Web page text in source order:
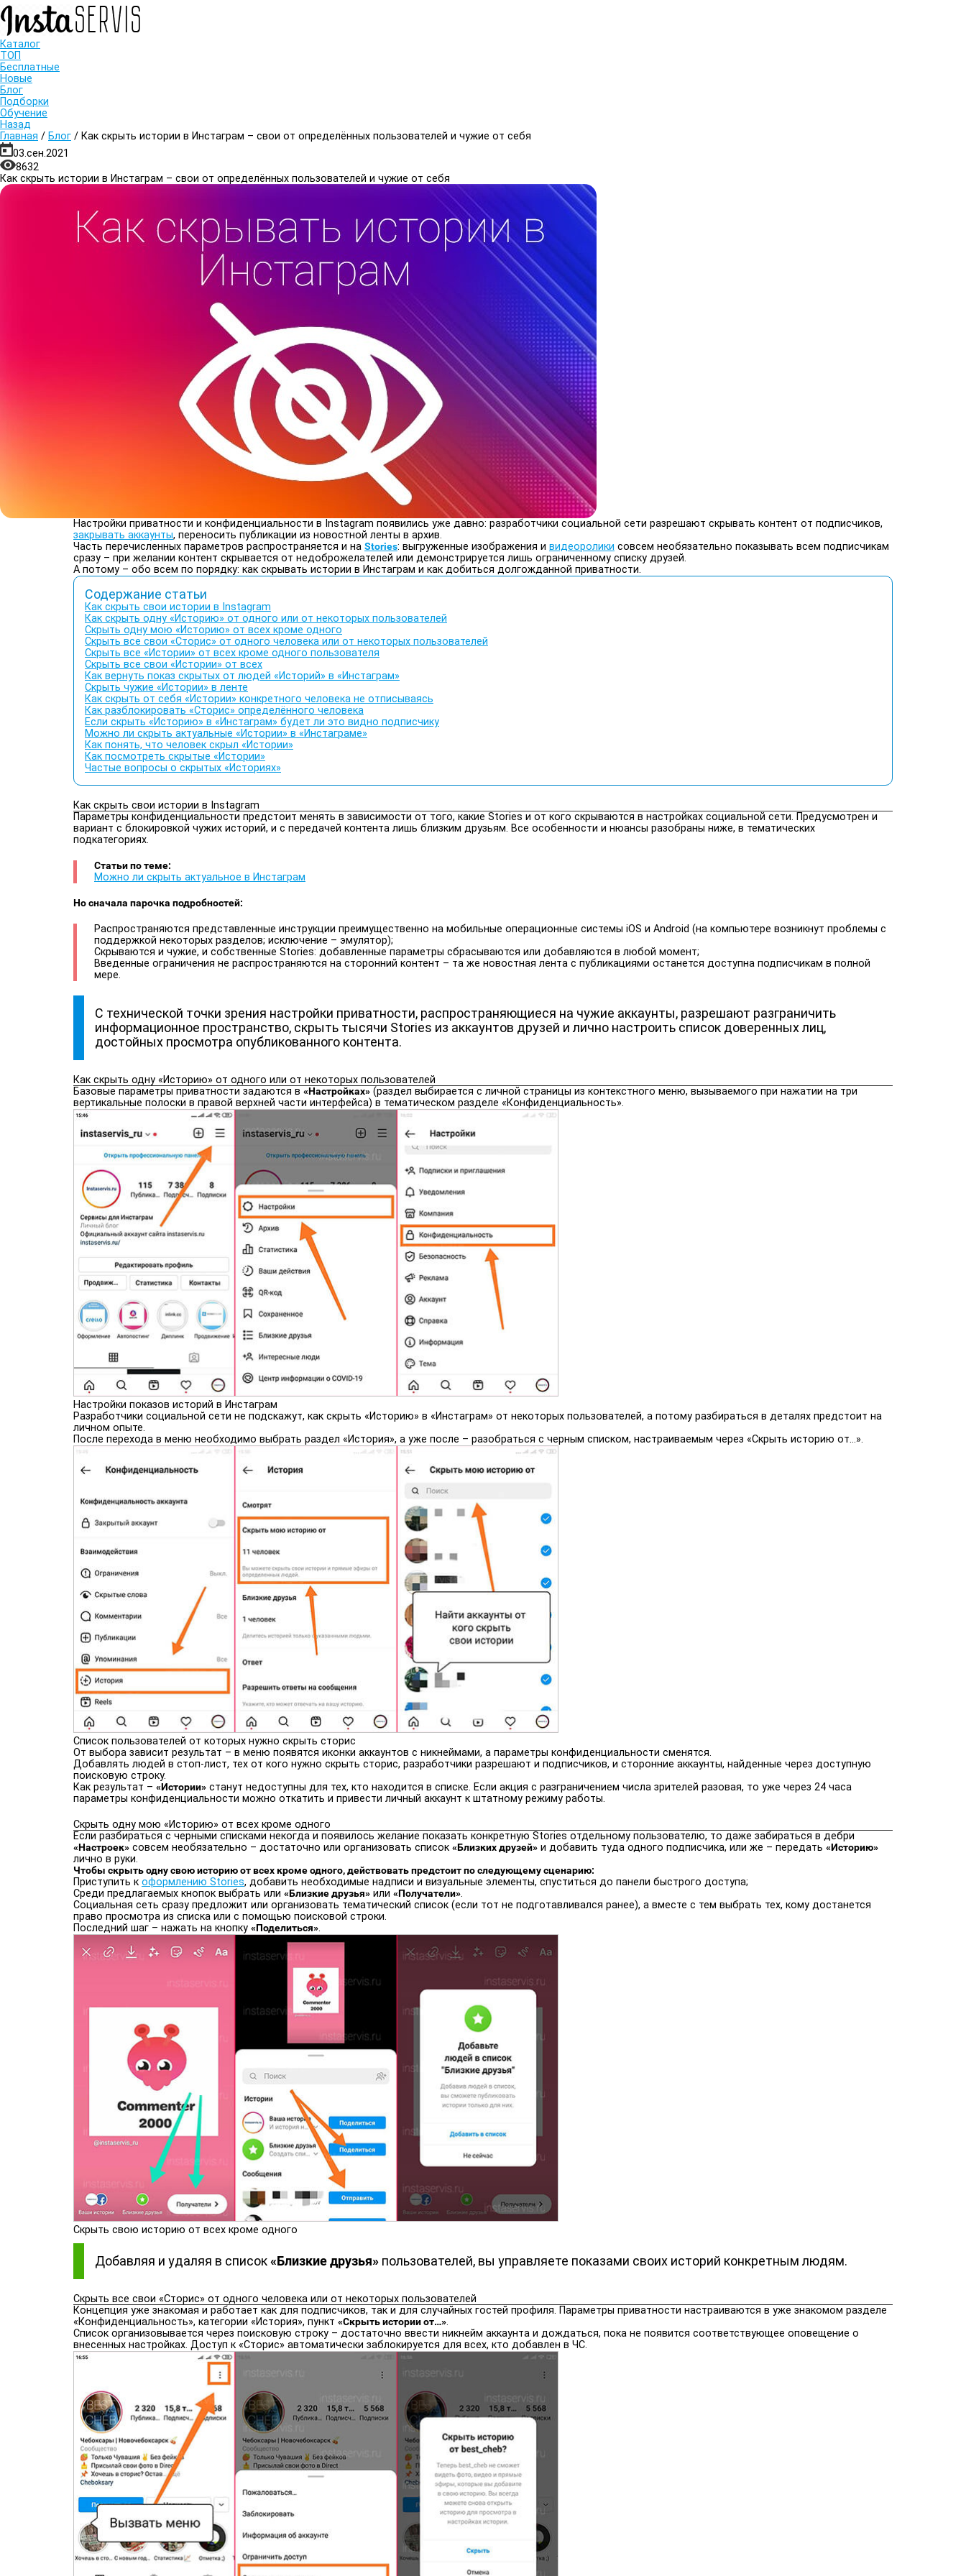
Каталог
ТОП
Бесплатные
Новые
Блог
Подборки
Обучение
Назад
Главная / Блог / Как скрыть истории в Инстаграм – свои от определённых пользователей и чужие от себя
03.сен.2021
8632
Как скрыть истории в Инстаграм – свои от определённых пользователей и чужие от себя
Настройки приватности и конфиденциальности в Instagram появились уже давно: разработчики социальной сети разрешают скрывать контент от подписчиков,
закрывать аккаунты, переносить публикации из новостной ленты в архив.
Часть перечисленных параметров распространяется и на Stories: выгруженные изображения и видеоролики совсем необязательно показывать всем подписчикам
сразу – при желании контент скрывается от недоброжелателей или демонстрируется лишь ограниченному списку друзей.
А потому – обо всем по порядку: как скрывать истории в Инстаграм и как добиться долгожданной приватности.
Содержание статьи
Как скрыть свои истории в Instagram
Как скрыть одну «Историю» от одного или от некоторых пользователей
Скрыть одну мою «Историю» от всех кроме одного
Скрыть все свои «Сторис» от одного человека или от некоторых пользователей
Скрыть все «Истории» от всех кроме одного пользователя
Скрыть все свои «Истории» от всех
Как вернуть показ скрытых от людей «Историй» в «Инстаграм»
Скрыть чужие «Истории» в ленте
Как скрыть от себя «Истории» конкретного человека не отписываясь
Как разблокировать «Сторис» определённого человека
Если скрыть «Историю» в «Инстаграм» будет ли это видно подписчику
Можно ли скрыть актуальные «Истории» в «Инстаграме»
Как понять, что человек скрыл «Истории»
Как посмотреть скрытые «Истории»
Частые вопросы о скрытых «Историях»
Как скрыть свои истории в Instagram
Параметры конфиденциальности предстоит менять в зависимости от того, какие Stories и от кого скрываются в настройках социальной сети. Предусмотрен и
вариант с блокировкой чужих историй, и с передачей контента лишь близким друзьям. Все особенности и нюансы разобраны ниже, в тематических
подкатегориях.
Статьи по теме:
Можно ли скрыть актуальное в Инстаграм
Но сначала парочка подробностей:
Распространяются представленные инструкции преимущественно на мобильные операционные системы iOS и Android (на компьютере возникнут проблемы с
поддержкой некоторых разделов; исключение – эмулятор);
Скрываются и чужие, и собственные Stories: добавленные параметры сбрасываются или добавляются в любой момент;
Введенные ограничения не распространяются на сторонний контент – та же новостная лента с публикациями останется доступна подписчикам в полной
мере.
С технической точки зрения настройки приватности, распространяющиеся на чужие аккаунты, разрешают разграничить
информационное пространство, скрыть тысячи Stories из аккаунтов друзей и лично настроить список доверенных лиц,
достойных просмотра опубликованного контента.
Как скрыть одну «Историю» от одного или от некоторых пользователей
Базовые параметры приватности задаются в «Настройках» (раздел выбирается с личной страницы из контекстного меню, вызываемого при нажатии на три
вертикальные полоски в правой верхней части интерфейса) в тематическом разделе «Конфиденциальность».
Настройки показов историй в Инстаграм
Разработчики социальной сети не подскажут, как скрыть «Историю» в «Инстаграм» от некоторых пользователей, а потому разбираться в деталях предстоит на
личном опыте.
После перехода в меню необходимо выбрать раздел «История», а уже после – разобраться с черным списком, настраиваемым через «Скрыть историю от…».
Список пользователей от которых нужно скрыть сторис
От выбора зависит результат – в меню появятся иконки аккаунтов с никнеймами, а параметры конфиденциальности сменятся.
Добавлять людей в стоп-лист, тех от кого нужно скрыть сторис, разработчики разрешают и подписчиков, и сторонние аккаунты, найденные через доступную
поисковую строку.
Как результат – «Истории» станут недоступны для тех, кто находится в списке. Если акция с разграничением числа зрителей разовая, то уже через 24 часа
параметры конфиденциальности можно откатить и привести личный аккаунт к штатному режиму работы.
Скрыть одну мою «Историю» от всех кроме одного
Если разбираться с черными списками некогда и появилось желание показать конкретную Stories отдельному пользователю, то даже забираться в дебри
«Настроек» совсем необязательно – достаточно или организовать список «Близких друзей» и добавить туда одного подписчика, или же – передать «Историю»
лично в руки.
Чтобы скрыть одну свою историю от всех кроме одного, действовать предстоит по следующему сценарию:
Приступить к оформлению Stories, добавить необходимые надписи и визуальные элементы, спуститься до панели быстрого доступа;
Среди предлагаемых кнопок выбрать или «Близкие друзья» или «Получатели».
Социальная сеть сразу предложит или организовать тематический список (если тот не подготавливался ранее), а вместе с тем выбрать тех, кому достанется
право просмотра из списка или с помощью поисковой строки.
Последний шаг – нажать на кнопку «Поделиться».
Скрыть свою историю от всех кроме одного
Добавляя и удаляя в список«Близкие друзья» пользователей, вы управляете показами своих историй конкретным людям.
Скрыть все свои «Сторис» от одного человека или от некоторых пользователей
Концепция уже знакомая и работает как для подписчиков, так и для случайных гостей профиля. Параметры приватности настраиваются в уже знакомом разделе
«Конфиденциальность», категории «История», пункт «Скрыть истории от…».
Список организовывается через поисковую строку – достаточно ввести никнейм аккаунта и дождаться, пока не появится соответствующее оповещение о
внесенных настройках. Доступ к «Сторис» автоматически заблокируется для всех, кто добавлен в ЧС.